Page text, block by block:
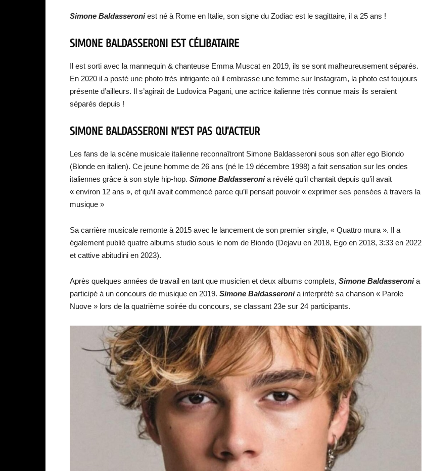
Simone Baldasseroniest né à Rome en Italie, son signe du Zodiac est le sagittaire, il a 25 ans !
SIMONE BALDASSERONI EST CÉLIBATAIRE
Il est sorti avec la mannequin & chanteuse Emma Muscat en 2019, ils se sont malheureusement séparés.
En 2020 il a posté une photo très intrigante où il embrasse une femme sur Instagram, la photo est toujours
présente d’ailleurs. Il s’agirait de Ludovica Pagani, une actrice italienne très connue mais ils seraient
séparés depuis !
SIMONE BALDASSERONI N’EST PAS QU’ACTEUR
Les fans de la scène musicale italienne reconnaîtront Simone Baldasseroni sous son alter ego Biondo
(Blonde en italien). Ce jeune homme de 26 ans (né le 19 décembre 1998) a fait sensation sur les ondes
italiennes grâce à son style hip-hop. Simone Baldasseronia révélé qu’il chantait depuis qu’il avait
« environ 12 ans », et qu’il avait commencé parce qu’il pensait pouvoir « exprimer ses pensées à travers la
musique »
Sa carrière musicale remonte à 2015 avec le lancement de son premier single, « Quattro mura ». Il a
également publié quatre albums studio sous le nom de Biondo (Dejavu en 2018, Ego en 2018, 3:33 en 2022
et cattive abitudini en 2023).
Après quelques années de travail en tant que musicien et deux albums complets, Simone Baldasseronia
participé à un concours de musique en 2019. Simone Baldasseronia interprété sa chanson « Parole
Nuove » lors de la quatrième soirée du concours, se classant 23e sur 24 participants.